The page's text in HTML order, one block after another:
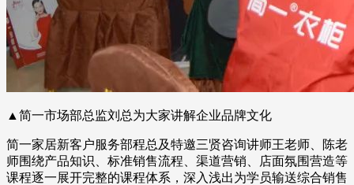
▲简一市场部总监刘总为大家讲解企业品牌文化
简一家居新客户服务部程总及特邀三贤咨询讲师王老师、陈老
师围绕产品知识、标准销售流程、渠道营销、店面氛围营造等
课程逐一展开完整的课程体系，深入浅出为学员输送综合销售